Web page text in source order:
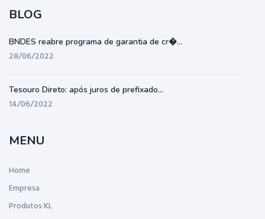
BLOG
BNDES reabre programa de garantia de cr�...
28/06/2022
Tesouro Direto: após juros de prefixado...
14/06/2022
MENU
Home
Empresa
Produtos KL